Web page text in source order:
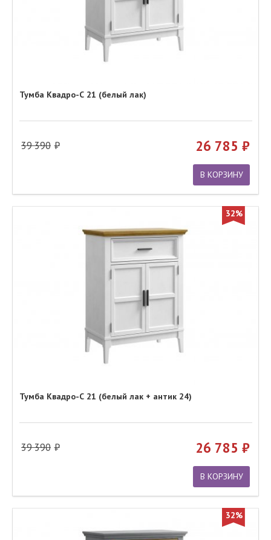
Тумба Квадро-С 21 (белый лак)
39 390 26 785
В КОРЗИНУ
32%
Тумба Квадро-С 21 (белый лак + антик 24)
39 390 26 785
В КОРЗИНУ
32%